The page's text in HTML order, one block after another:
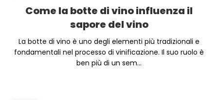
Come la botte di vino influenza il
sapore del vino
La botte di vino è uno degli elementi più tradizionali e
fondamentali nel processo di vinificazione. Il suo ruolo è
ben più di un sem...